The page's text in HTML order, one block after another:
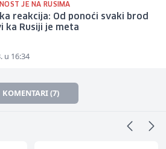
JE NA RUSIMA
reakcija: Od ponoći svaki brod
ka Rusiji je meta
u 16:34
KOMENTARI (7)